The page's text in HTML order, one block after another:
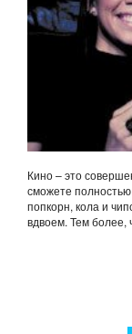
Кино – это
сможете
попкорн, кола и
вдвоем. Тем более,